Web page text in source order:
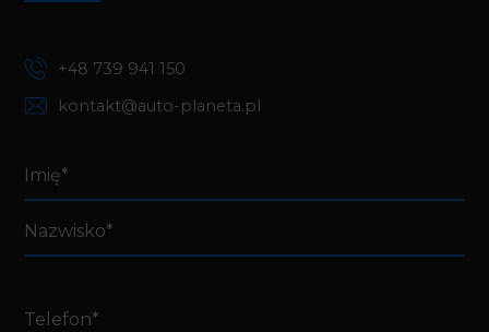
+48 739 941 150
kontakt@auto-planeta.pl